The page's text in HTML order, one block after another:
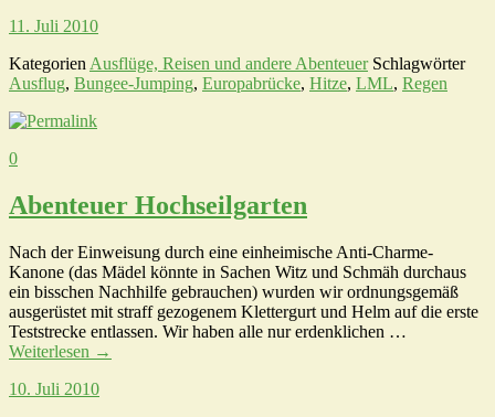
11. Juli 2010
Kategorien Ausflüge, Reisen und andere Abenteuer Schlagwörter
Ausflug, Bungee-Jumping, Europabrücke, Hitze, LML, Regen
0
Abenteuer Hochseilgarten
Nach der Einweisung durch eine einheimische Anti-Charme-
Kanone (das Mädel könnte in Sachen Witz und Schmäh durchaus
ein bisschen Nachhilfe gebrauchen) wurden wir ordnungsgemäß
ausgerüstet mit straff gezogenem Klettergurt und Helm auf die erste
Teststrecke entlassen. Wir haben alle nur erdenklichen …
Weiterlesen →
10. Juli 2010